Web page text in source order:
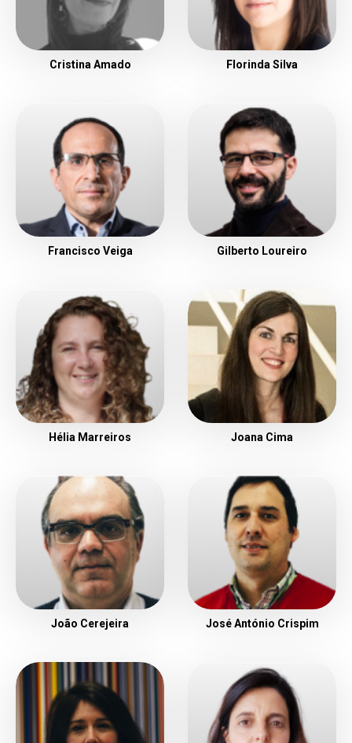
Cristina Amado Florinda Silva
Francisco Veiga Gilberto Loureiro
Hélia Marreiros Joana Cima
João Cerejeira José António Crispim